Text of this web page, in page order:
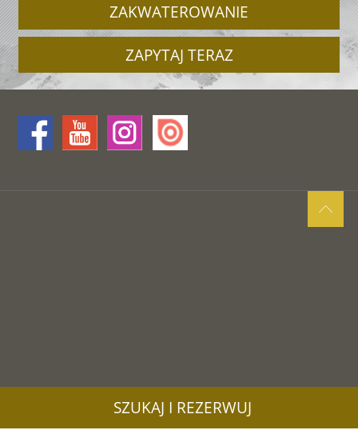
ZAKWATEROWANIE
ZAPYTAJ TERAZ
SZUKAJ I REZERWUJ